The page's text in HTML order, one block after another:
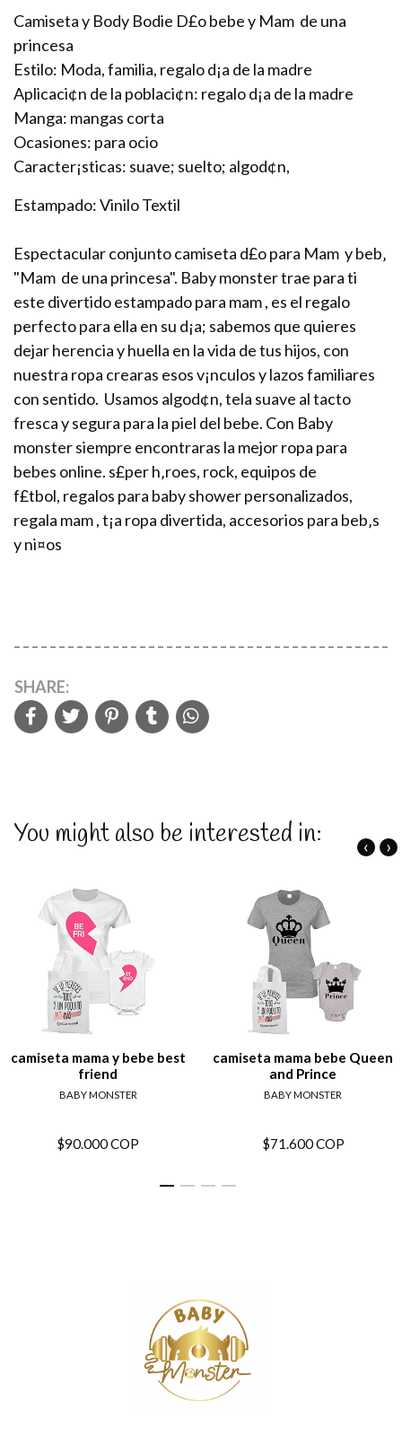
Camiseta y Body Bodie D£o bebe y Mam de una
princesa
Estilo: Moda, familia, regalo d¡a de la madre
Aplicaci¢n de la poblaci¢n: regalo d¡a de la madre
Manga: mangas corta
Ocasiones: para ocio
Caracter¡sticas: suave; suelto; algod¢n,
Estampado: Vinilo Textil
Espectacular conjunto camiseta d£o para Mam y beb‚
"Mam de una princesa". Baby monster trae para ti
este divertido estampado para mam , es el regalo
perfecto para ella en su d¡a; sabemos que quieres
dejar herencia y huella en la vida de tus hijos, con
nuestra ropa crearas esos v¡nculos y lazos familiares
con sentido. Usamos algod¢n, tela suave al tacto
fresca y segura para la piel del bebe. Con Baby
monster siempre encontraras la mejor ropa para
bebes online. s£per h‚roes, rock, equipos de
f£tbol, regalos para baby shower personalizados,
regala mam , t¡a ropa divertida, accesorios para beb‚s
y ni¤os
SHARE:
You might also be interested in:
camiseta mama y bebe best
friend
BABY MONSTER
$90.000 COP
camiseta mama bebe Queen
and Prince
BABY MONSTER
$71.600 COP
‹ ›